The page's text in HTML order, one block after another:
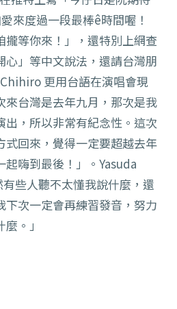
來度過一段最棒ê時間喔！
攏等你來！」，還特別上網查
心」等中文說法，還請台灣朋
更用台語在演唱會現
來台灣是去年九月，那次是我
出，所以非常有紀念性。這次
式回來，覺得一定要超越去年
嗨到最後！」。Yasuda
些人聽不太懂我說什麼，還
下次一定會再練習發音，努力
。」